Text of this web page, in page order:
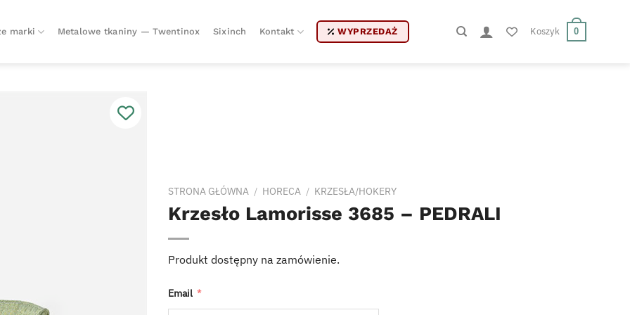
marki Metalowe tkaniny — Twentinox Sixinch Kontakt WYPRZEDAŻ Koszyk 0
STRONA GŁÓWNA / HORECA / KRZESŁA/HOKERY
Krzesło Lamorisse 3685 – PEDRALI
Produkt dostępny na zamówienie.
Email